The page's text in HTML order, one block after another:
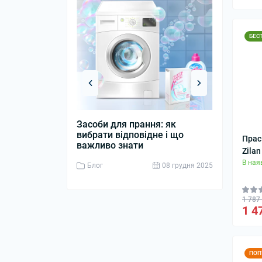
Засоби для прання: як
вибрати відповідне і що
важливо знати
Блог 08 грудня 2025
джерело
бізнесу
Zilan
В
1 787
1